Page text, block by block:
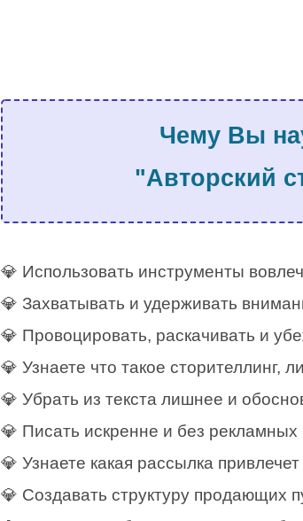
Чему Вы
"Авторский
💎 Использовать инструменты
💎 Захватывать и удерживать
💎 Провоцировать, раскачивать и
💎 Узнаете что такое сторителлинг,
💎 Убрать из текста лишнее и
💎 Писать искренне и без рекламных
💎 Узнаете какая рассылка
💎 Создавать структуру продающих